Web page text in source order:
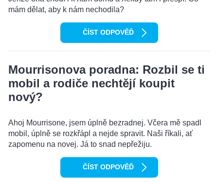
mám dělat, aby k nám nechodila?
ČÍST ODPOVĚĎ
Mourrisonova poradna: Rozbil se ti
mobil a rodiče nechtějí koupit
nový?
Ahoj Mourrisone, jsem úplně bezradnej. Včera mě spadl
mobil, úplně se rozkřápl a nejde spravit. Naši říkali, ať
zapomenu na novej. Já to snad nepřežiju.
ČÍST ODPOVĚĎ